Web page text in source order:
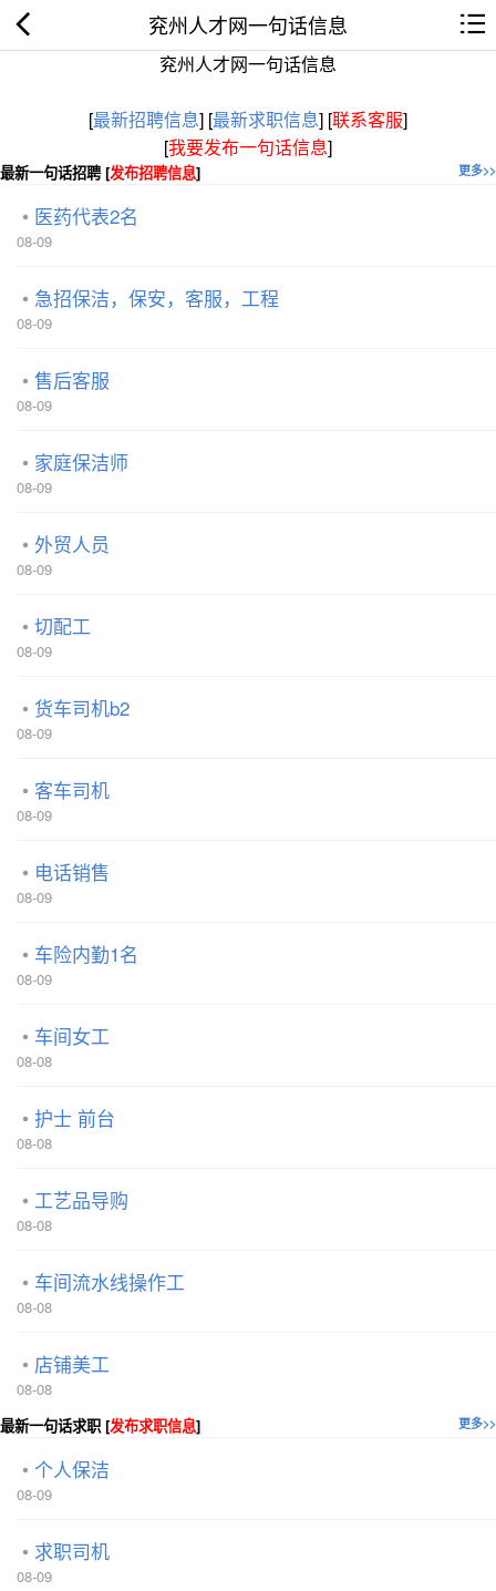
兖州人才网一句话信息
兖州人才网一句话信息
[最新招聘信息] [最新求职信息] [联系客服]
[我要发布一句话信息]
更多>>
最新一句话招聘 [发布招聘信息]
医药代表2名
08-09
急招保洁，保安，客服，工程
08-09
售后客服
08-09
家庭保洁师
08-09
外贸人员
08-09
切配工
08-09
货车司机b2
08-09
客车司机
08-09
电话销售
08-09
车险内勤1名
08-09
车间女工
08-08
护士 前台
08-08
工艺品导购
08-08
车间流水线操作工
08-08
店铺美工
08-08
更多>>
最新一句话求职 [发布求职信息]
个人保洁
08-09
求职司机
08-09